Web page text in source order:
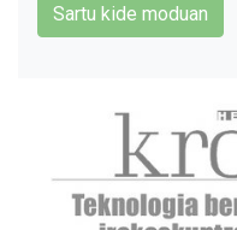
Sartu kide moduan